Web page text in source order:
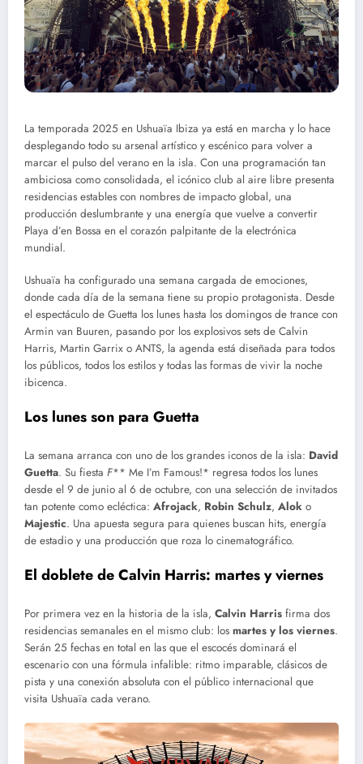
La temporada 2025 en Ushuaïa Ibiza ya está en marcha y lo hace
desplegando todo su arsenal artístico y escénico para volver a
marcar el pulso del verano en la isla. Con una programación tan
ambiciosa como consolidada, el icónico club al aire libre presenta
residencias estables con nombres de impacto global, una
producción deslumbrante y una energía que vuelve a convertir
Playa d’en Bossa en el corazón palpitante de la electrónica
mundial.
Ushuaïa ha configurado una semana cargada de emociones,
donde cada día de la semana tiene su propio protagonista. Desde
el espectáculo de Guetta los lunes hasta los domingos de trance con
Armin van Buuren, pasando por los explosivos sets de Calvin
Harris, Martin Garrix o ANTS, la agenda está diseñada para todos
los públicos, todos los estilos y todas las formas de vivir la noche
ibicenca.
Los lunes son para Guetta
La semana arranca con uno de los grandes iconos de la isla: David
Guetta. Su fiesta F** Me I’m Famous!* regresa todos los lunes
desde el 9 de junio al 6 de octubre, con una selección de invitados
tan potente como ecléctica: Afrojack, Robin Schulz, Alok o
Majestic. Una apuesta segura para quienes buscan hits, energía
de estadio y una producción que roza lo cinematográfico.
El doblete de Calvin Harris: martes y viernes
Por primera vez en la historia de la isla, Calvin Harris firma dos
residencias semanales en el mismo club: los martes y los viernes.
Serán 25 fechas en total en las que el escocés dominará el
escenario con una fórmula infalible: ritmo imparable, clásicos de
pista y una conexión absoluta con el público internacional que
visita Ushuaïa cada verano.